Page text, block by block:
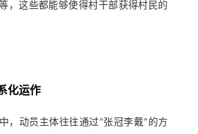
，这些都能够使得村干部获得村民的
化运作
，动员主体往往通过“张冠李戴”的方